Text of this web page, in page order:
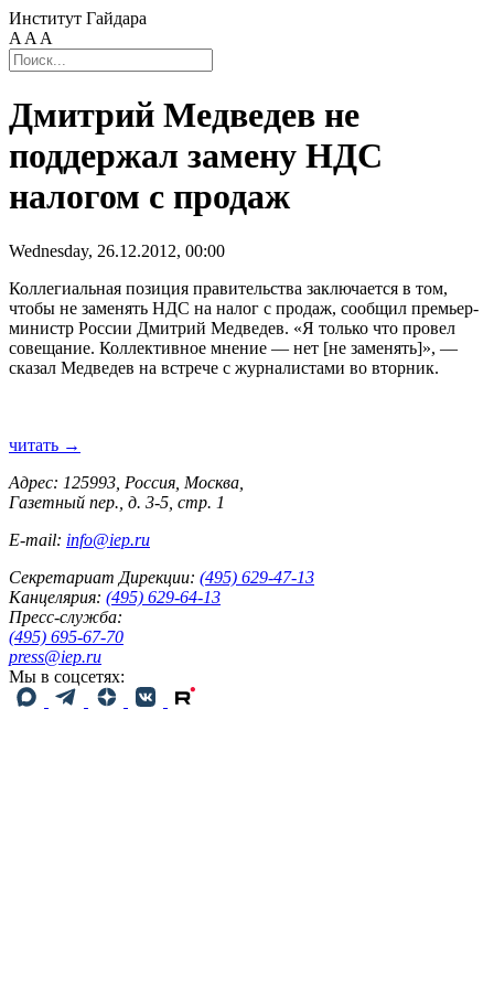
Институт Гайдара
A A A
Дмитрий Медведев не
поддержал замену НДС
налогом с продаж
Wednesday, 26.12.2012, 00:00
Коллегиальная позиция правительства заключается в том,
чтобы не заменять НДС на налог с продаж, сообщил премьер-
министр России Дмитрий Медведев. «Я только что провел
совещание. Коллективное мнение — нет [не заменять]», —
сказал Медведев на встрече с журналистами во вторник.
читать →
Адрес: 125993, Россия, Москва,
Газетный пер., д. 3-5, стр. 1
E-mail: info@iep.ru
Секретариат Дирекции: (495) 629-47-13
Канцелярия: (495) 629-64-13
Пресс-служба:
(495) 695-67-70
press@iep.ru
Мы в соцсетях: